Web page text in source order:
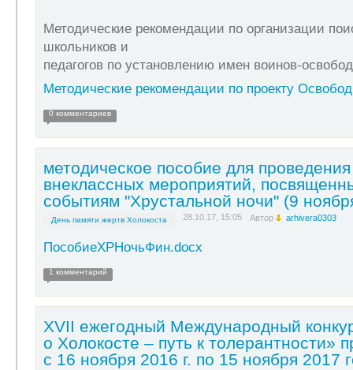
Методические рекомендации по организации
школьников и
педагогов по установлению имен воинов-
Методические рекомендации по проекту
0 комментариев
методическое пособие для
внеклассных мероприятий,
событиям "Хрустальной ночи" (9
День памяти жертв Холокоста 28.10.17, 15:05 Автор arhivera0303
ПособиеХРНочьФин.docx
1 комментарий
XVII ежегодный Международный
о Холокосте – путь к толерантности»
с 16 ноября 2016 г. по 15 ноября 2017